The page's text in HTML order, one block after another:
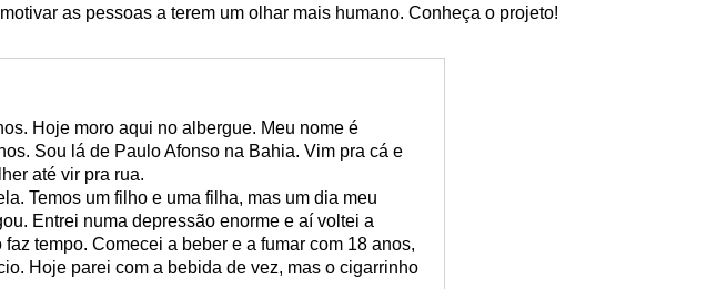
motivar as pessoas a terem um olhar mais humano. Conheça o projeto!
Hoje moro aqui no albergue. Meu nome é
Sou lá de Paulo Afonso na Bahia. Vim pra cá e
até vir pra rua.
Temos um filho e uma filha, mas um dia meu
Entrei numa depressão enorme e aí voltei a
tempo. Comecei a beber e a fumar com 18 anos,
Hoje parei com a bebida de vez, mas o cigarrinho